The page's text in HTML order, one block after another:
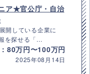
ア★官公庁・自治
開している企業に
を探せる「...
80万円〜100万円
2025年08月14日